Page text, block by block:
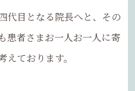
代目となる院長へと、その
患者さまお一人お一人に寄
えております。